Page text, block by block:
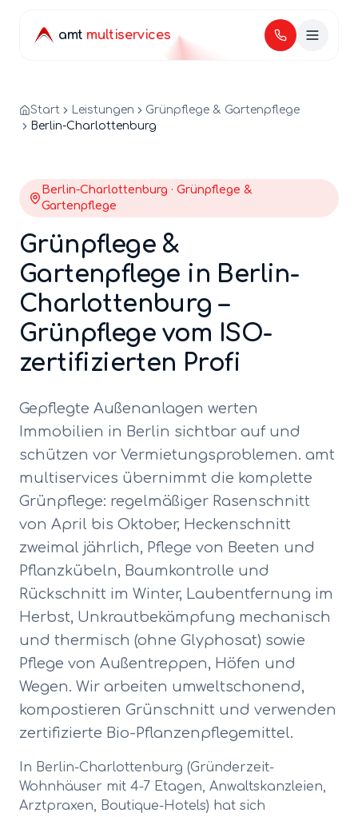
amt multiservices
Start Leistungen
Grünpflege & Gartenpflege
Berlin-Charlottenburg
Berlin-Charlottenburg · Grünpflege &
Gartenpflege
Grünpflege &
Gartenpflege in Berlin-
Charlottenburg –
Grünpflege vom ISO-
zertifizierten Profi
Gepflegte Außenanlagen werten
Immobilien in Berlin sichtbar auf und
schützen vor Vermietungsproblemen. amt
multiservices übernimmt die komplette
Grünpflege: regelmäßiger Rasenschnitt
von April bis Oktober, Heckenschnitt
zweimal jährlich, Pflege von Beeten und
Pflanzkübeln, Baumkontrolle und
Rückschnitt im Winter, Laubentfernung im
Herbst, Unkrautbekämpfung mechanisch
und thermisch (ohne Glyphosat) sowie
Pflege von Außentreppen, Höfen und
Wegen. Wir arbeiten umweltschonend,
kompostieren Grünschnitt und verwenden
zertifizierte Bio-Pflanzenpflegemittel.
In Berlin-Charlottenburg (Gründerzeit-
Wohnhäuser mit 4-7 Etagen, Anwaltskanzleien,
Arztpraxen, Boutique-Hotels) hat sich